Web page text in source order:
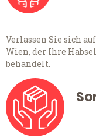
Verlassen Sie sich
Wien, der Ihre
behandelt.